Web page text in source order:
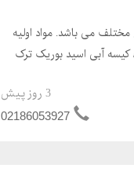
مختلف می باشد. مواد اولیه
آبی اسید بوریک ترک
3 روز پیش
02186053927